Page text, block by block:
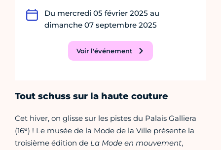
Du mercredi 05 février 2025 au
dimanche 07 septembre 2025
Voir l'événement
Tout schuss sur la haute couture
Cet hiver, on glisse sur les pistes du Palais Galliera
(16e) ! Le musée de la Mode de la Ville présente la
troisième édition de La Mode en mouvement,